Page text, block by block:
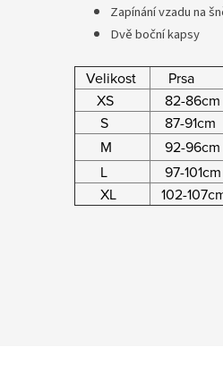
Zapínání vzadu na
Dvě boční kapsy
Velikost Prsa
XS
82-86cm
S
87-91cm
M
92-96cm
L
97-101cm
XL
102-